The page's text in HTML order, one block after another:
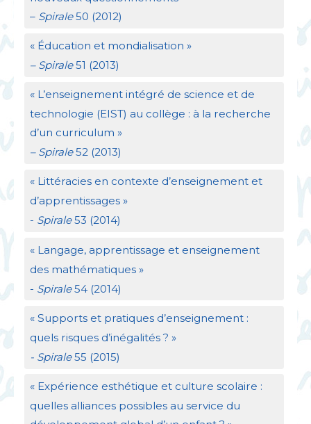
– Spirale50 (2012)
« Éducation et mondialisation »
– Spirale51 (2013)
« L’enseignement intégré de science et de
technologie (EIST) au collège : à la recherche
d’un curriculum »
– Spirale52 (2013)
« Littéracies en contexte d’enseignement et
d’apprentissages »
- Spirale53 (2014)
« Langage, apprentissage et enseignement
des mathématiques »
- Spirale54 (2014)
« Supports et pratiques d’enseignement :
quels risques d’inégalités ? »
- Spirale55 (2015)
« Expérience esthétique et culture scolaire :
quelles alliances possibles au service du